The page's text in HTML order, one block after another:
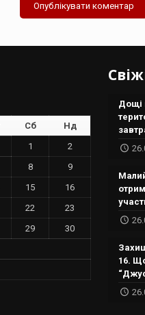
Сб Нд
1
2
8
9
15
16
22
23
29
30
Дощі
16.